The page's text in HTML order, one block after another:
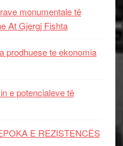
monumentale të
At Gjergj Fishta
prodhuese te ekonomia
e potencialeve të
E REZISTENCЁS